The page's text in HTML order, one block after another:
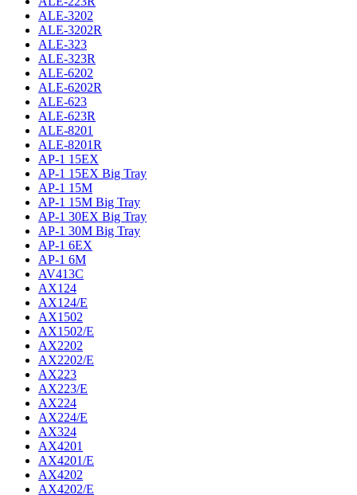
ALE-3202
ALE-3202R
ALE-323
ALE-323R
ALE-6202
ALE-6202R
ALE-623
ALE-623R
ALE-8201
ALE-8201R
AP-1 15EX
AP-1 15EX Big Tray
AP-1 15M
AP-1 15M Big Tray
AP-1 30EX Big Tray
AP-1 30M Big Tray
AP-1 6EX
AP-1 6M
AV413C
AX124
AX124/E
AX1502
AX1502/E
AX2202
AX2202/E
AX223
AX223/E
AX224
AX224/E
AX324
AX4201
AX4201/E
AX4202
AX4202/E